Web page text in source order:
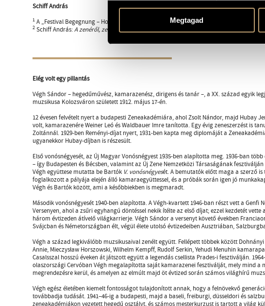
Megtagad
Schiff András
1 A „Festival Begegnung – Hommage an Sándor Végh” (2007. május 18–20.)
2 Schiff András:A zenéről, zeneszerzőkről, önmagáról (Budapest: Vince Kiadó, 2003), 88. o.
Elég volt egy pillantás
Végh Sándor – hegedűművész, kamarazenész, dirigens és tanár –, a XX. század egyik
muzsikusa Kolozsváron született 1912. május 17-én.
12 évesen felvételt nyert a budapesti Zeneakadémiára, ahol Zsolt Nándor, majd Hubay
volt, kamarazenére Weiner Leó és Waldbauer Imre tanította. Egy évig zeneszerzést is
Zoltánnál. 1929-ben Reményi-díjat nyert, 1931-ben kapta meg diplomáját a
ugyanekkor Hubay-díjban is részesült.
Első vonósnégyesét, az Új Magyar Vonósnégyest 1935-ben alapította meg. 1936-ban
– így Budapesten és Bécsben, valamint az Új Zene Nemzetközi Társaságának
Végh együttese mutatta be Bartók V. vonósnégyesét. A bemutatók előtt maga a szerző is
foglalkozott a pályája elején álló kamaraegyüttessel, és a próbák során igen jó
Végh és Bartók között, ami a későbbiekben is megmaradt.
Második vonósnégyesét 1940-ben alapította. A Végh-kvartett 1946-ban részt vett a Genfi
Versenyen, ahol a zsűri egyhangú döntéssel nekik ítélte az első díjat; ezzel kezdetét vette
három évtizeden átívelő világkarrierje. Végh Sándor a versenyt követő években
Svájcban és Németországban élt, végül élete utolsó évtizedeiben Ausztriában,
Végh a század legkiválóbb muzsikusaival zenélt együtt. Fellépett többek között
Annie, Mieczysław Horszowski, Wilhelm Kempff, Rudolf Serkin, Yehudi Menuhin
Casalsszal hosszú éveken át játszott együtt a legendás csellista Prades-i fesztiválján.
olaszországi Cervóban Végh megalapította saját kamarazenei fesztiválját, mely mind a
megrendezésre kerül, és amelyen az elmúlt majd öt évtized során számos világhírű
Végh egész életében kiemelt fontosságot tulajdonított annak, hogy a felnövekvő
továbbadja tudását. 1941–46-ig a budapesti, majd a baseli, freiburgi, düsseldori és
zeneakadémiákon vezetett hegedű osztályt, és számos mesterkurzust is tartott a világ